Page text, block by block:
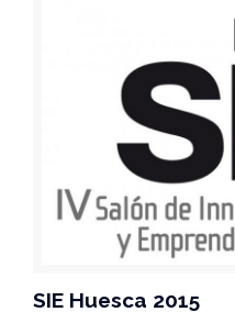
SIE Huesca 2015